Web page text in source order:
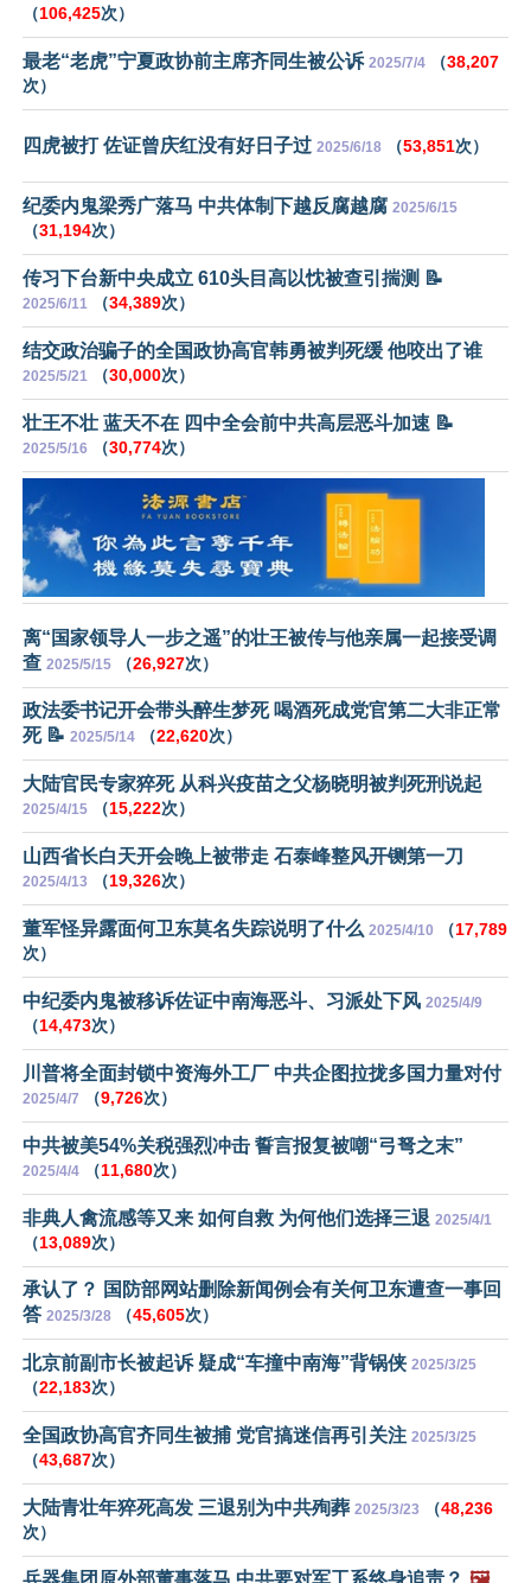
（106,425次）
最老“老虎”宁夏政协前主席齐同生被公诉 2025/7/4 （38,207
次）
四虎被打 佐证曾庆红没有好日子过 2025/6/18 （53,851次）
纪委内鬼梁秀广落马 中共体制下越反腐越腐 2025/6/15
（31,194次）
传习下台新中央成立 610头目高以忱被查引揣测 📝
2025/6/11 （34,389次）
结交政治骗子的全国政协高官韩勇被判死缓 他咬出了谁
2025/5/21 （30,000次）
壮王不壮 蓝天不在 四中全会前中共高层恶斗加速 📝
2025/5/16 （30,774次）
离“国家领导人一步之遥”的壮王被传与他亲属一起接受调
查 2025/5/15 （26,927次）
政法委书记开会带头醉生梦死 喝酒死成党官第二大非正常
死 📝 2025/5/14 （22,620次）
大陆官民专家猝死 从科兴疫苗之父杨晓明被判死刑说起
2025/4/15 （15,222次）
山西省长白天开会晚上被带走 石泰峰整风开铡第一刀
2025/4/13 （19,326次）
董军怪异露面何卫东莫名失踪说明了什么 2025/4/10 （17,789
次）
中纪委内鬼被移诉佐证中南海恶斗、习派处下风 2025/4/9
（14,473次）
川普将全面封锁中资海外工厂 中共企图拉拢多国力量对付
2025/4/7 （9,726次）
中共被美54%关税强烈冲击 誓言报复被嘲“弓弩之末”
2025/4/4 （11,680次）
非典人禽流感等又来 如何自救 为何他们选择三退 2025/4/1
（13,089次）
承认了？ 国防部网站删除新闻例会有关何卫东遭查一事回
答 2025/3/28 （45,605次）
北京前副市长被起诉 疑成“车撞中南海”背锅侠 2025/3/25
（22,183次）
全国政协高官齐同生被捕 党官搞迷信再引关注 2025/3/25
（43,687次）
大陆青壮年猝死高发 三退别为中共殉葬 2025/3/23 （48,236
次）
兵器集团原外部董事落马 中共要对军工系终身追责？ 🖼️